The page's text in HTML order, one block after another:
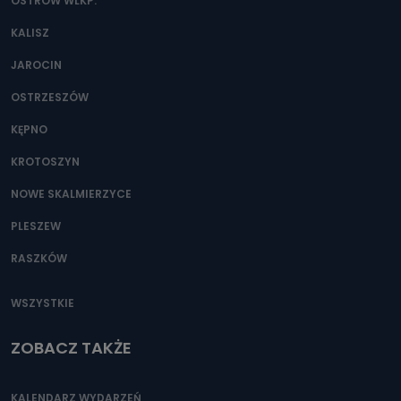
Można to zrobić pod numerem telefonu 62 735-51-05 lub
e-mailowo pod adresem: poczta@tvproart.pl
KALISZ
JAROCIN
OSTRZESZÓW
KĘPNO
KROTOSZYN
NOWE SKALMIERZYCE
PLESZEW
RASZKÓW
WSZYSTKIE
ZOBACZ TAKŻE
KALENDARZ WYDARZEŃ